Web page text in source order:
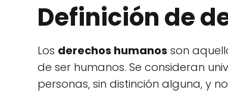
Definición de
Los derechos humanos son
de ser humanos. Se consideran
personas, sin distinción alguna, y